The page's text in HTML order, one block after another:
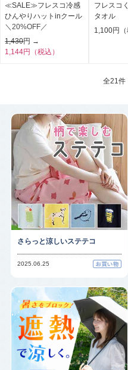
≪SALE≫フレスコ冷感
ひんやりハットinクール
＼20%OFF／
1,430円 →
1,144円（税込）
フレスコ
タオル
1,100円（
全21件
さらっと涼しいステテコ
2025.06.25